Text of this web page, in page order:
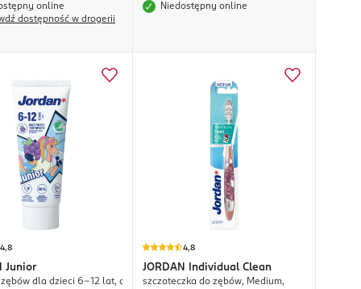
online
dostępność w drogerii
Niedostępny online
4,8
Junior
dla dzieci 6-12 lat, o
4,8
JORDAN Individual Clean
szczoteczka do zębów, Medium,